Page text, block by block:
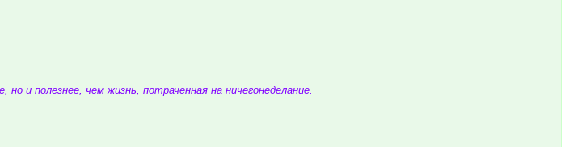
и полезнее, чем жизнь, потраченная на ничегонеделание.